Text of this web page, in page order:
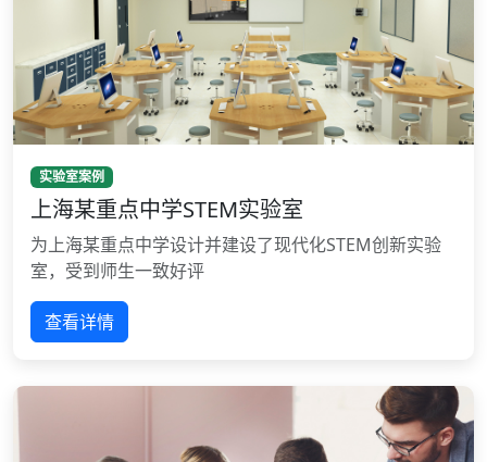
实验室案例
上海某重点中学STEM实验室
为上海某重点中学设计并建设了现代化STEM创新实验
室，受到师生一致好评
查看详情